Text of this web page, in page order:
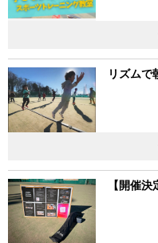
リズムで
【開催